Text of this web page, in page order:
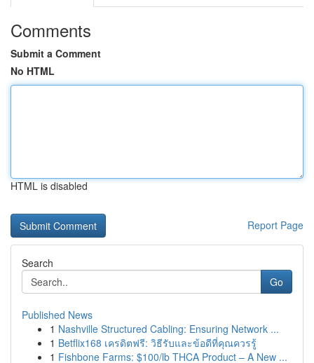
Comments
Submit a Comment
No HTML
HTML is disabled
Report Page
Search
Go
Published News
1 Nashville Structured Cabling: Ensuring Network ...
1 Betflix168 เครดิตฟรี: วิธีรับและข้อดีที่คุณควรรู้
1 Fishbone Farms: $100/lb THCA Product – A New ...